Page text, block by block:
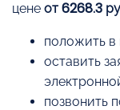
цене от 6268.3
положить в
оставить
позвонить